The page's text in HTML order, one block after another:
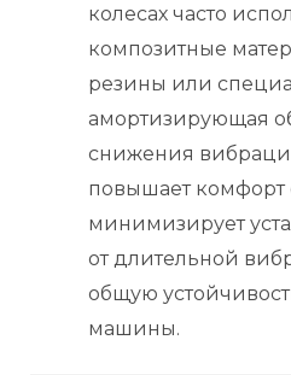
колесах часто
композитные
резины или
амортизирующая
снижения
повышает комфорт
минимизирует
от длительной
общую
машины.